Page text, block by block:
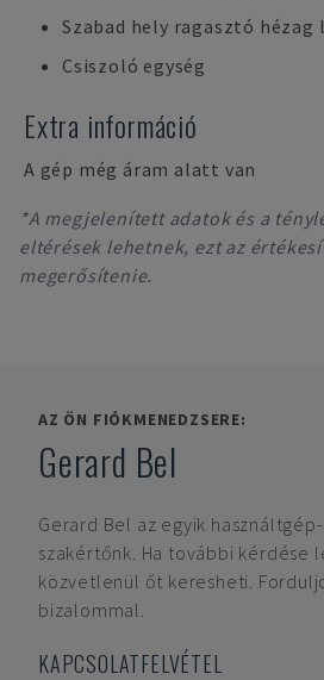
Szabad hely ragasztó hézag
Csiszoló egység
Extra információ
A gép még áram alatt van
*A megjelenített adatok és a
eltérések lehetnek, ezt az
megerősítenie.
AZ ÖN FIÓKMENEDZSERE:
Gerard Bel
Gerard Bel az egyik
szakértőnk. Ha további kérdése
közvetlenül őt keresheti.
bizalommal.
KAPCSOLATFELVÉTEL